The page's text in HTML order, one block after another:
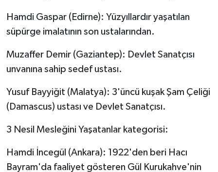
Hamdi Gaspar (Edirne): Yüzyıllardır yaşatılan
süpürge imalatının son ustalarından.
Muzaffer Demir (Gaziantep): Devlet Sanatçısı
unvanına sahip sedef ustası.
Yusuf Bayyiğit (Malatya): 3'üncü kuşak Şam Çeliği
(Damascus) ustası ve Devlet Sanatçısı.
3 Nesil Mesleğini Yaşatanlar kategorisi:
Hamdi İncegül (Ankara): 1922'den beri Hacı
Bayram'da faaliyet gösteren Gül Kurukahve'nin